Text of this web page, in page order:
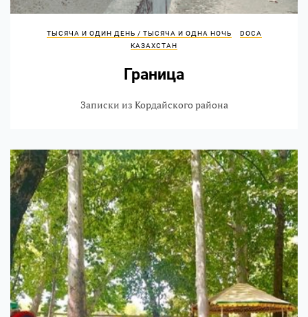
ТЫСЯЧА И ОДИН ДЕНЬ / ТЫСЯЧА И ОДНА НОЧЬ
DOCA
КАЗАХСТАН
Граница
Записки из Кордайского района